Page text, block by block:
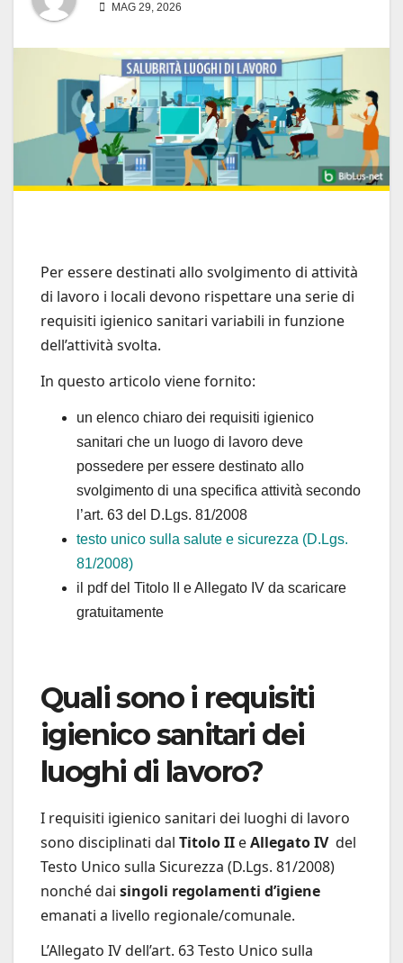
MAG 29, 2026
Per essere destinati allo svolgimento di attività
di lavoro i locali devono rispettare una serie di
requisiti igienico sanitari variabili in funzione
dell’attività svolta.
In questo articolo viene fornito:
un elenco chiaro dei requisiti igienico
sanitari che un luogo di lavoro deve
possedere per essere destinato allo
svolgimento di una specifica attività secondo
l’art. 63 del D.Lgs. 81/2008
testo unico sulla salute e sicurezza (D.Lgs.
81/2008)
il pdf del Titolo II e Allegato IV da scaricare
gratuitamente
Quali sono i requisiti
igienico sanitari dei
luoghi di lavoro?
I requisiti igienico sanitari dei luoghi di lavoro
sono disciplinati dal Titolo II eAllegato IVdel
Testo Unico sulla Sicurezza (D.Lgs. 81/2008)
nonché dai singoli regolamenti d’igiene
emanati a livello regionale/comunale.
L’Allegato IV dell’art. 63 Testo Unico sulla